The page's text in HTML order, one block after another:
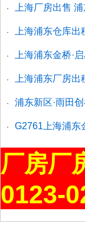
· 上海厂房出售
· 上海浦东仓库
· 上海浦东金桥·
· 上海浦东厂房
· 浦东新区·雨田
· G2761上海浦东
厂房厂
0123-